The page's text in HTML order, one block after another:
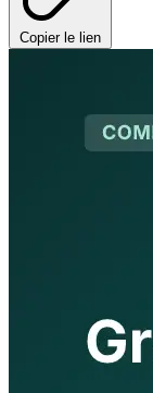
Copier le lien